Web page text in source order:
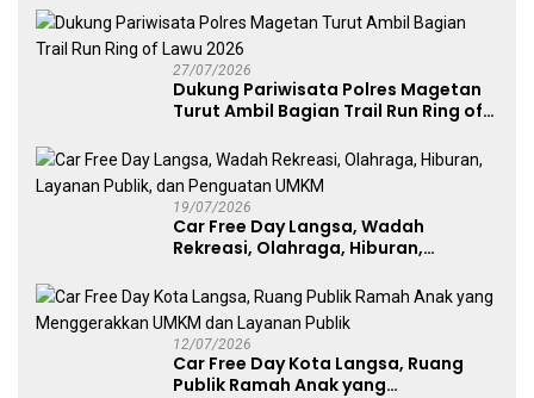
27/07/2026
Dukung Pariwisata Polres Magetan
Turut Ambil Bagian Trail Run Ring of
19/07/2026
Car Free Day Langsa, Wadah
Rekreasi, Olahraga, Hiburan,
UMKM
12/07/2026
Car Free Day Kota Langsa, Ruang
Publik Ramah Anak yang